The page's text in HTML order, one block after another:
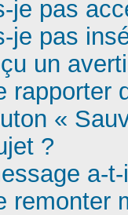
je pas
je pas
un
rapporter
«
?
a-
remonter